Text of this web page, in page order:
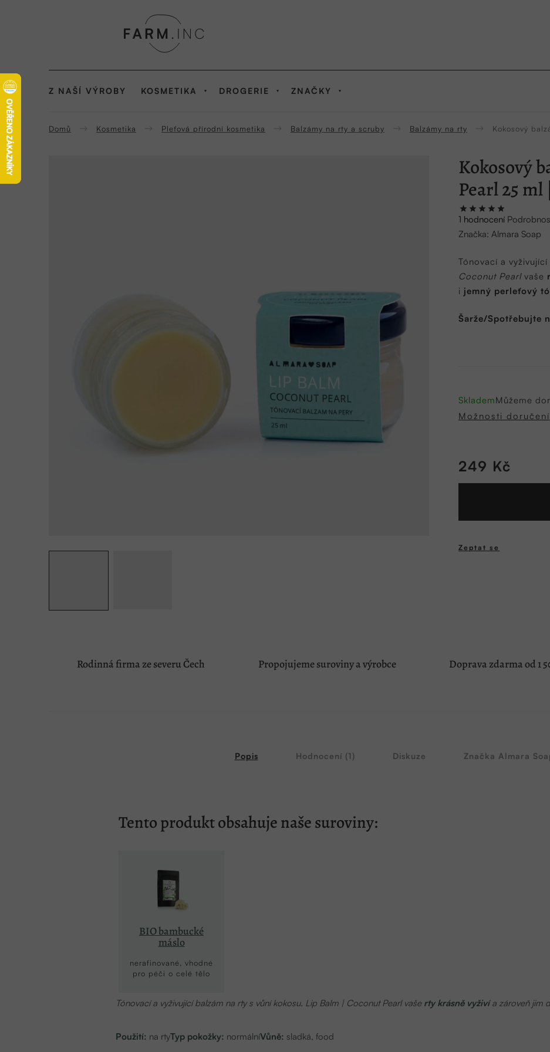
Z NAŠÍ VÝROBY KOSMETIKA DROGERIE ZNAČKY
Domů Kosmetika Pleťová přírodní kosmetika Balzámy na rty a scruby Balzámy na rty Kokosový
Kokosový
Pearl 25
Průměrné
hodnocení
produktu
hvězdiček.
1 hodnocení
Značka: Almara Soap
Tónovací a
Coconut Pearlvaše
i jemný perleťový
Šarže/Spotřebujte
SklademMůžeme
Možnosti doručení
249 Kč
Zeptat se
Rodinná firma ze severu Čech Propojujeme suroviny a výrobce Doprava zdarma od 1
Popis Hodnocení (1) Diskuze Značka Almara
Tento produkt obsahuje naše suroviny:
BIO bambucké
máslo
nerafinované, vhodné
pro péči o celé tělo
Tónovací a vyživující balzám na rty s vůní kokosu. Lip Balm | Coconut Pearl vaše rty krásně vyživía zároveň jim
Použití: na rtyTyp pokožky: normálníVůně: sladká, food